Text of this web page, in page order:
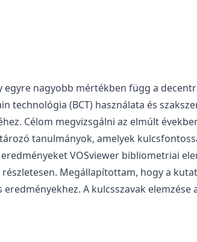
nagyobb mértékben függ a
technológia (BCT) használata és
Célom megvizsgálni az elmúlt
tanulmányok, amelyek
VOSviewer bibliometriai
Megállapítottam, hogy a
A kulcsszavak